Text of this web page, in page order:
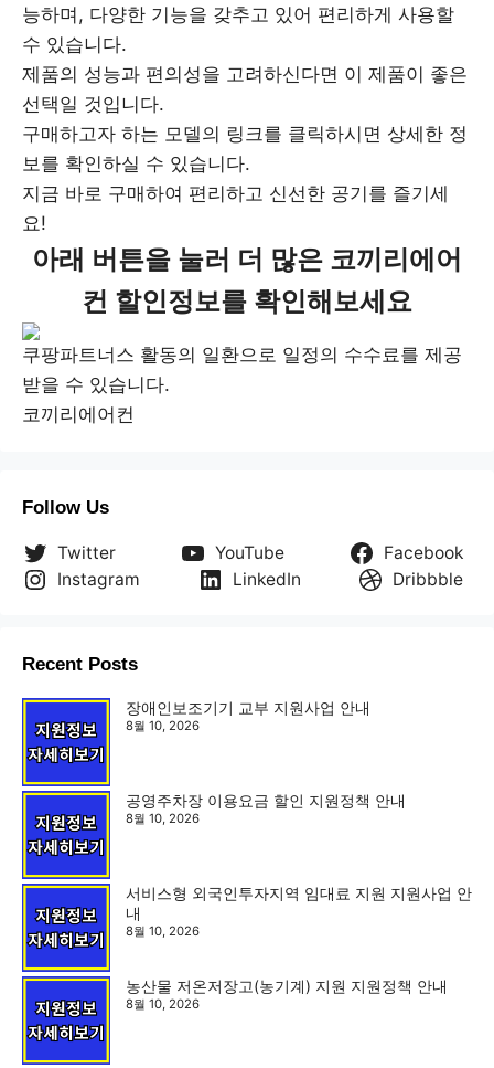
능하며, 다양한 기능을 갖추고 있어 편리하게 사용할
수 있습니다.
제품의 성능과 편의성을 고려하신다면 이 제품이 좋은
선택일 것입니다.
구매하고자 하는 모델의 링크를 클릭하시면 상세한 정
보를 확인하실 수 있습니다.
지금 바로 구매하여 편리하고 신선한 공기를 즐기세
요!
아래 버튼을 눌러 더 많은 코끼리에어
컨 할인정보를 확인해보세요
쿠팡파트너스 활동의 일환으로 일정의 수수료를 제공
받을 수 있습니다.
코끼리에어컨
Follow Us
Twitter YouTube
Facebook
Instagram
LinkedIn Dribbble
Recent Posts
장애인보조기기 교부 지원사업 안내
8월 10, 2026
공영주차장 이용요금 할인 지원정책 안내
8월 10, 2026
서비스형 외국인투자지역 임대료 지원 지원사업 안
내
8월 10, 2026
농산물 저온저장고(농기계) 지원 지원정책 안내
8월 10, 2026